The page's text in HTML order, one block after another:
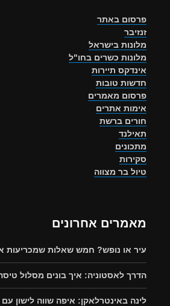
פרסום באתר
זנזיבר
מלונות בישראל
מלונות כשרים בחו"ל
אינדקס תיירות
חדשות טובות
פרסום מאמרים
אימות אתרים
חורים ברשת
תאילנד
מתכונים
סקירות
טיול בר מצווה
מאמרים אחרונים
עיר או נופש? חמש שאלות שמכריעות
הדרך לאסטוניה: איך בונים מסלול
לינה באינטרלאקן: איפה שווה לישון עם